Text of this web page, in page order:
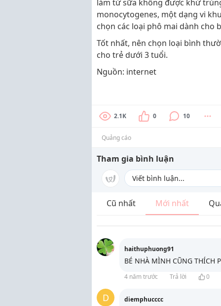
làm từ sữa không được khử
monocytogenes, một dạng vi
chọn các loại phô mai dành cho
Tốt nhất, nên chọn loại bình
cho trẻ dưới 3 tuổi.
Nguồn: internet
2.1K 0 10
Quảng cáo
Tham gia bình luận
Cũ nhất Mới nhất
haithuphuong91
BÉ NHÀ MÌNH CŨNG THÍCH
4 năm trước Trả lời 0
D diemphucccc